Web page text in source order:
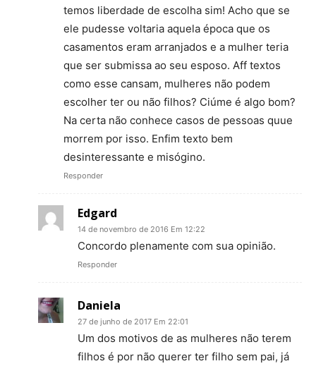
temos liberdade de escolha sim! Acho que se
ele pudesse voltaria aquela época que os
casamentos eram arranjados e a mulher teria
que ser submissa ao seu esposo. Aff textos
como esse cansam, mulheres não podem
escolher ter ou não filhos? Ciúme é algo bom?
Na certa não conhece casos de pessoas quue
morrem por isso. Enfim texto bem
desinteressante e misógino.
Responder
Edgard
14 de novembro de 2016 Em 12:22
Concordo plenamente com sua opinião.
Responder
Daniela
27 de junho de 2017 Em 22:01
Um dos motivos de as mulheres não terem
filhos é por não querer ter filho sem pai, já